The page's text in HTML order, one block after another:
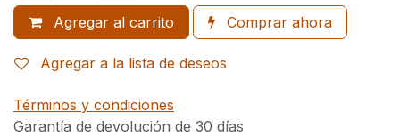
Agregar al carrito Comprar ahora
Agregar a la lista de deseos
Términos y condiciones
Garantía de devolución de 30 días